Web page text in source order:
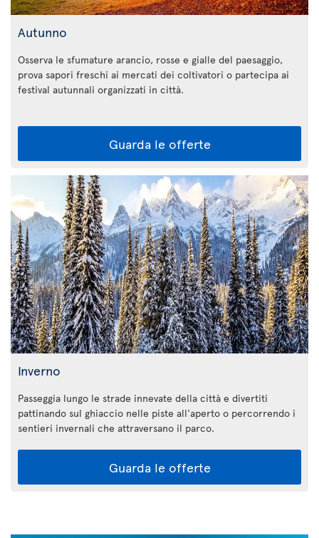
Autunno
Osserva le sfumature arancio, rosse e gialle del paesaggio,
prova sapori freschi ai mercati dei coltivatori o partecipa ai
festival autunnali organizzati in città.
Guarda le offerte
Inverno
Passeggia lungo le strade innevate della città e divertiti
pattinando sul ghiaccio nelle piste all'aperto o percorrendo i
sentieri invernali che attraversano il parco.
Guarda le offerte